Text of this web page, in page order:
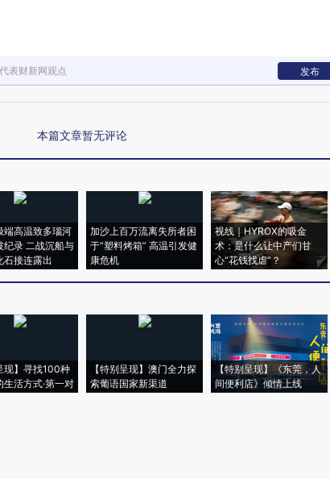
表财新网观点 发布
本篇文章暂无评论
端高温致多瑙河
纪录 二战沉船与
石接连露出
加沙上百万流离失所者困
于“塑料烤箱” 高温引发健
康危机
视线｜HYROX的吸金
术：是什么让中产们甘
心“花钱找虐”？
现】寻找100种
生活方式·第一对
【特别呈现】澳门全力探
索葡语国家新渠道
【特别呈现】《东莞，人
间便利店》倾情上线